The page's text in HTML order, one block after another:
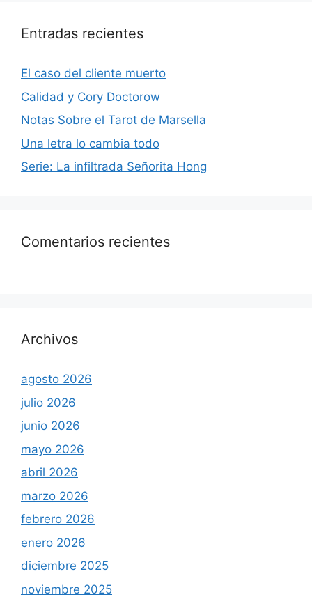
Entradas recientes
El caso del cliente muerto
Calidad y Cory Doctorow
Notas Sobre el Tarot de Marsella
Una letra lo cambia todo
Serie: La infiltrada Señorita Hong
Comentarios recientes
Archivos
agosto 2026
julio 2026
junio 2026
mayo 2026
abril 2026
marzo 2026
febrero 2026
enero 2026
diciembre 2025
noviembre 2025